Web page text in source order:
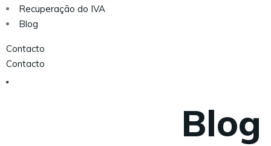
Recuperação do IVA
Blog
Contacto
Contacto
Blog